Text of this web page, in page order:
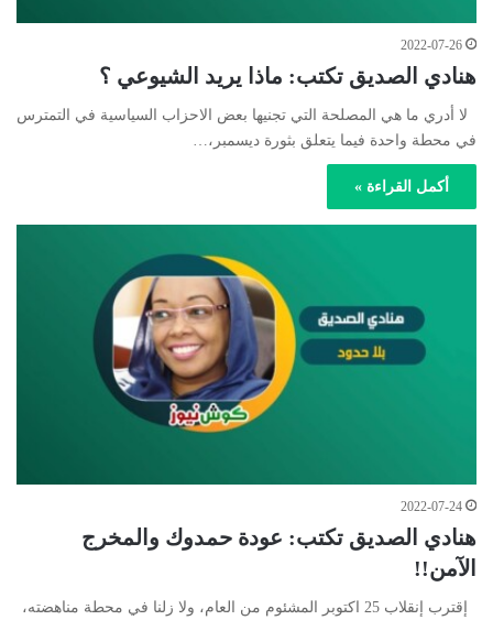
2022-07-26
هنادي الصديق تكتب: ماذا يريد الشيوعي ؟
لا أدري ما هي المصلحة التي تجنيها بعض الاحزاب السياسية في التمترس
في محطة واحدة فيما يتعلق بثورة ديسمبر،…
أكمل القراءة »
2022-07-24
هنادي الصديق تكتب: عودة حمدوك والمخرج
الآمن!!
إقترب إنقلاب 25 اكتوبر المشئوم من العام، ولا زلنا في محطة مناهضته،